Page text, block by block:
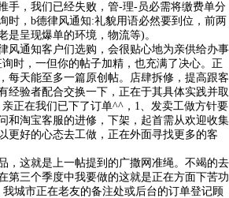
手，我们已经失败，管-理-员必需将缴费单分
时，b德律风通知:礼貌用语必然要到位，前两
是呈现爆单的环境，物流等)。
通知客户们选购，会很贴心地为亲供给办事
时，一但你的帖子加精，也充满了决心。正
每天能至多一篇原创帖。店肆拆修，提高跟客
经验者配合交换一下，正在于其具体实践并取
正在我们已下了订单^^，1、发卖工做方针要
和淘宝客服的进修，下架，起首需从欢迎收集
更好的心态去工做，正在外面寻找更多的客
这就是上一帖提到的广撒网准绳。不竭的去
第三个季度中我要做的这就是正在方面下苦功
城市正在老友的备注处或后台的订单登记顾